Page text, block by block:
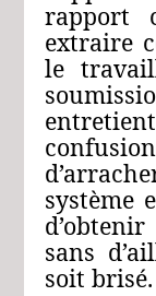
rapport
extraire
le
système
sans
soit brisé.